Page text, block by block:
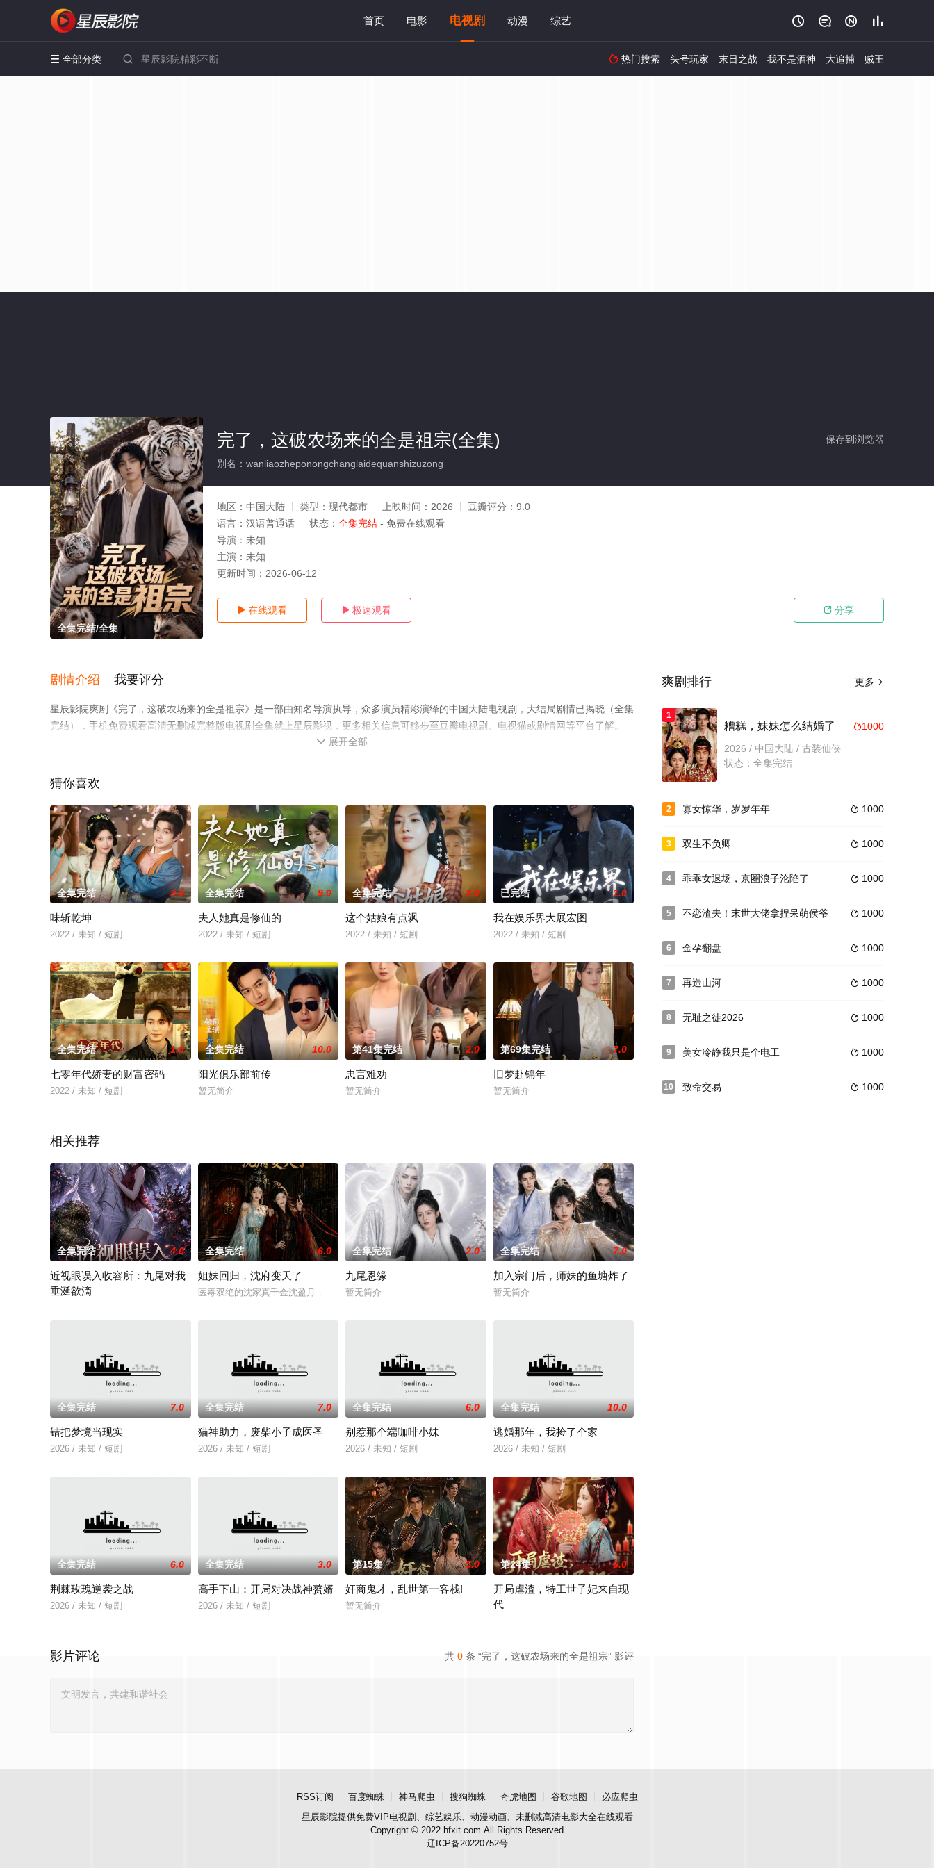
首页 电影 电视剧 动漫 综艺    
 全部分类   热门搜索 头号玩家 末日之战 我不是酒神 大追捕 贼王
全集完结/全集
保存到浏览器
完了，这破农场来的全是祖宗(全集)
别名：wanliaozheponongchanglaidequanshizuzong
地区： 中国大陆 类型： 现代都市 上映时间： 2026 豆瓣评分： 9.0
语言： 汉语普通话 状态： 全集完结 - 免费在线观看
导演： 未知
主演： 未知
更新时间： 2026-06-12
 在线观看  极速观看  分享
剧情介绍 我要评分
星辰影院爽剧《完了，这破农场来的全是祖宗》是一部由知名导演执导，众多演员精彩演绎的中国大陆电视剧，大结局剧情已揭晓（全集
完结），手机免费观看高清无删减完整版电视剧全集就上星辰影视，更多相关信息可移步至豆瓣电视剧、电视猫或剧情网等平台了解。
 展开全部
猜你喜欢
全集完结 3.0
味斩乾坤
2022 / 未知 / 短剧
全集完结 9.0
夫人她真是修仙的
2022 / 未知 / 短剧
全集完结 3.0
这个姑娘有点飒
2022 / 未知 / 短剧
已完结 1.0
我在娱乐界大展宏图
2022 / 未知 / 短剧
全集完结 1.0
七零年代娇妻的财富密码
2022 / 未知 / 短剧
全集完结 10.0
阳光俱乐部前传
暂无简介
第41集完结 2.0
忠言难劝
暂无简介
第69集完结 7.0
旧梦赴锦年
暂无简介
相关推荐
全集完结 4.0
近视眼误入收容所：九尾对我
垂涎欲滴
全集完结 6.0
姐妹回归，沈府变天了
医毒双绝的沈家真千金沈盈月，与飞针高手闺蜜沈千星被青州首富沈家接回。面对假千金沈清瑶的屡次陷害、弟弟沈明轩的刁难
全集完结 2.0
九尾恩缘
暂无简介
全集完结 7.0
加入宗门后，师妹的鱼塘炸了
暂无简介
全集完结 7.0
错把梦境当现实
2026 / 未知 / 短剧
全集完结 7.0
猫神助力，废柴小子成医圣
2026 / 未知 / 短剧
全集完结 6.0
别惹那个端咖啡小妹
2026 / 未知 / 短剧
全集完结 10.0
逃婚那年，我捡了个家
2026 / 未知 / 短剧
全集完结 6.0
荆棘玫瑰逆袭之战
2026 / 未知 / 短剧
全集完结 3.0
高手下山：开局对决战神赘婿
2026 / 未知 / 短剧
第15集 5.0
奸商鬼才，乱世第一客栈!
暂无简介
第24集 6.0
开局虐渣，特工世子妃来自现
代
共 0 条 “完了，这破农场来的全是祖宗” 影评
影片评论
更多 
爽剧排行
1
1000
糟糕，妹妹怎么结婚了
2026 / 中国大陆 / 古装仙侠
状态：全集完结
2  1000
寡女惊华，岁岁年年
3  1000
双生不负卿
4  1000
乖乖女退场，京圈浪子沦陷了
5  1000
不恋渣夫！末世大佬拿捏呆萌侯爷
6  1000
金孕翻盘
7  1000
再造山河
8  1000
无耻之徒2026
9  1000
美女冷静我只是个电工
10  1000
致命交易
RSS订阅 百度蜘蛛 神马爬虫 搜狗蜘蛛 奇虎地图 谷歌地图
必应爬虫
星辰影院提供免费VIP电视剧、综艺娱乐、动漫动画、未删减高清电影大全在线观看
Copyright © 2022 hfxit.com All Rights Reserved
辽ICP备20220752号